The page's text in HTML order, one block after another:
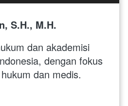
S.H., M.H.
dan akademisi
dengan fokus
dan medis.